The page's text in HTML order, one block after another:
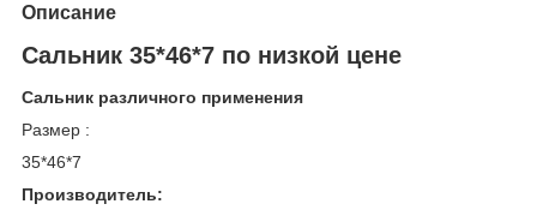
Описание
Сальник 35*46*7 по низкой цене
Сальник различного применения
Размер :
35*46*7
Производитель: